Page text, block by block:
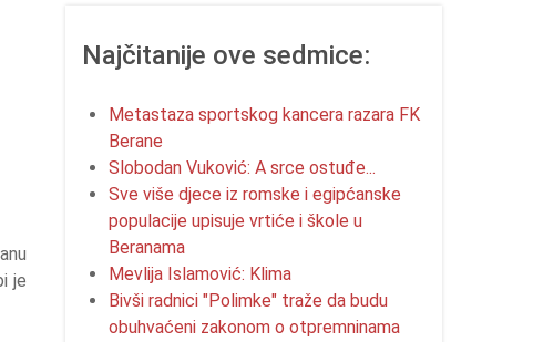
je
Najčitanije ove sedmice:
Metastaza sportskog kancera razara FK
Berane
Slobodan Vuković: A srce ostuđe...
Sve više djece iz romske i egipćanske
populacije upisuje vrtiće i škole u
Beranama
Mevlija Islamović: Klima
Bivši radnici "Polimke" traže da budu
obuhvaćeni zakonom o otpremninama